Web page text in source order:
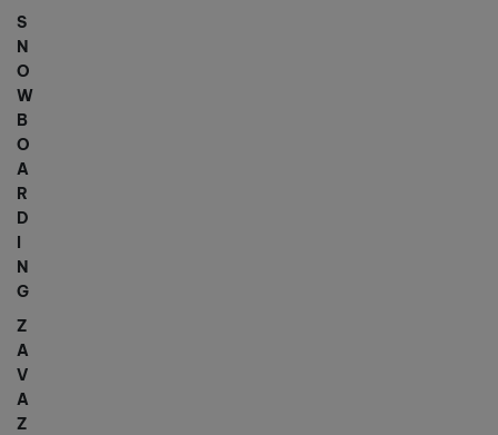
S
N
O
W
B
O
A
R
D
N
G
Z
A
V
A
Z